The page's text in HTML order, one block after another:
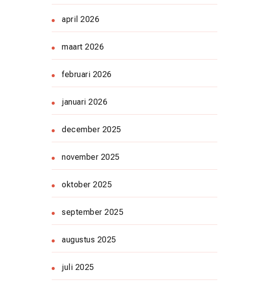
april 2026
maart 2026
februari 2026
januari 2026
december 2025
november 2025
oktober 2025
september 2025
augustus 2025
juli 2025